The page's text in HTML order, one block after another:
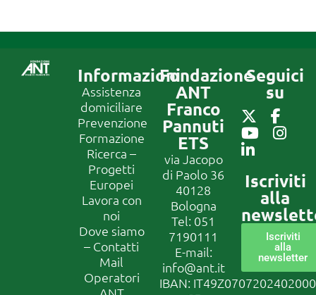
Informazioni
Assistenza
domiciliare
Prevenzione
Formazione
Ricerca –
Progetti
Europei
Lavora con
noi
Dove siamo
– Contatti
Mail
Operatori
Fondazione
ANT
Franco
Pannuti
ETS
via Jacopo
di Paolo 36
40128
Bologna
Tel: 051
7190111
E-mail:
info@ant.it
IBAN:
Seguici
su
Iscriviti
alla
Iscriviti
alla
newsletter